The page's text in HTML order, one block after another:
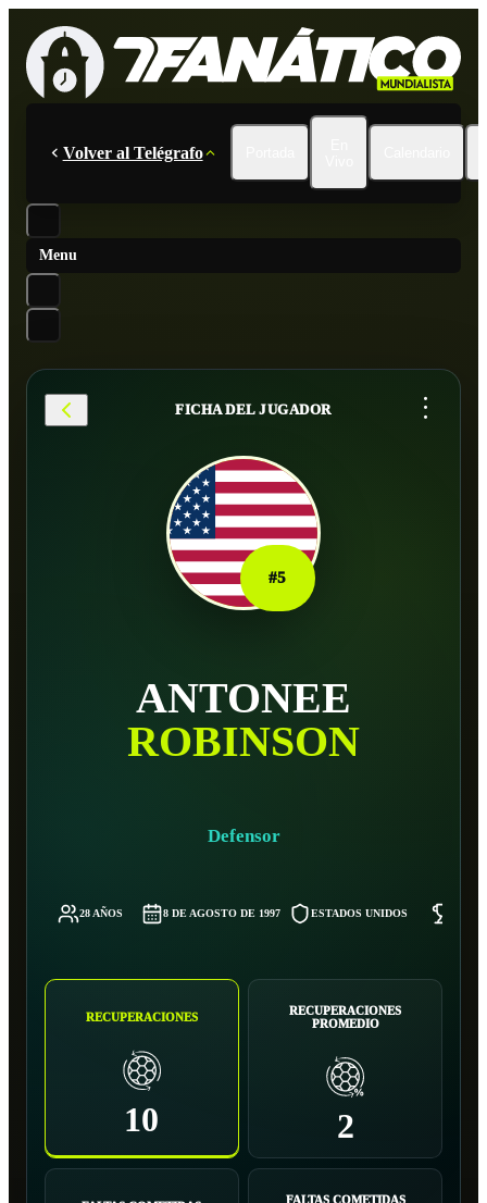
Volver al Telégrafo
Menu
FICHA DEL JUGADOR ...
#5
ANTONEE
ROBINSON
Defensor
28 AÑOS 8 DE AGOSTO DE 1997 ESTADOS UNIDOS
RECUPERACIONES
10
RECUPERACIONES
PROMEDIO
2
FALTAS COMETIDAS